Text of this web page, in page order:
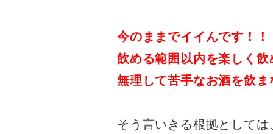
今のままでイイんです！！
飲める範囲以内を楽しく
無理して苦手なお酒を飲ま
そう言いきる根拠としては